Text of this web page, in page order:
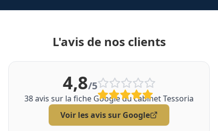
L'avis de nos clients
4,8/5
38avis sur la fiche Google du cabinet Tessoria
Voir les avis sur Google